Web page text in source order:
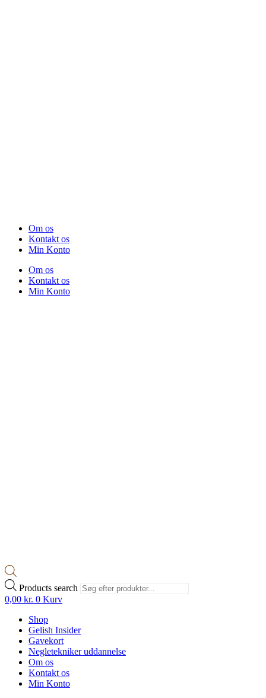
Om os
Kontakt os
Min Konto
Om os
Kontakt os
Min Konto
Products search
0,00 kr. 0 Kurv
Shop
Gelish Insider
Gavekort
Negletekniker uddannelse
Om os
Kontakt os
Min Konto